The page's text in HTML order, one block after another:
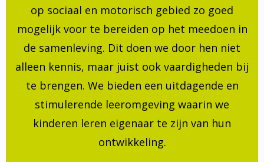
op sociaal en motorisch gebied zo goed
mogelijk voor te bereiden op het meedoen in
de samenleving. Dit doen we door hen niet
alleen kennis, maar juist ook vaardigheden bij
te brengen. We bieden een uitdagende en
stimulerende leeromgeving waarin we
kinderen leren eigenaar te zijn van hun
ontwikkeling.